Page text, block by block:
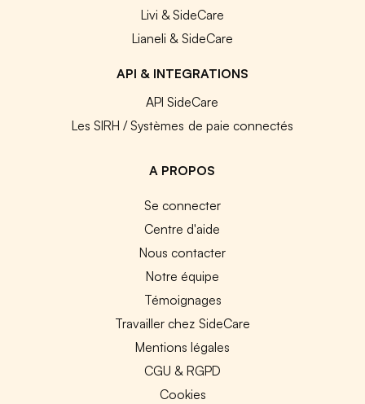
Livi & SideCare
Lianeli & SideCare
API & INTEGRATIONS
API SideCare
Les SIRH / Systèmes de paie connectés
A PROPOS
Se connecter
Centre d'aide
Nous contacter
Notre équipe
Témoignages
Travailler chez SideCare
Mentions légales
CGU & RGPD
Cookies